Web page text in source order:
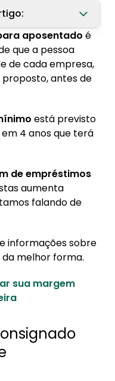
para
o aposentado
minimo pode
é na Konsi!
aposentado é
que a pessoa
de cada empresa,
antes de
está previsto
em 4 anos que terá
de empréstimos
aumenta
falando de
informações sobre
melhor forma.
sua margem